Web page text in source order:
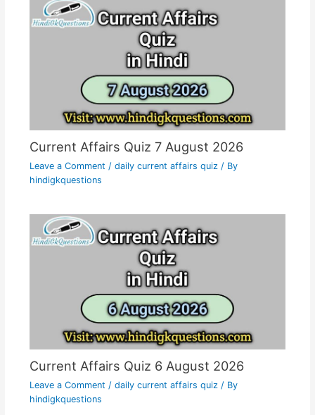
Current Affairs Quiz 7 August 2026
Leave a Comment / daily current affairs quiz / By
hindigkquestions
Current Affairs Quiz 6 August 2026
Leave a Comment / daily current affairs quiz / By
hindigkquestions